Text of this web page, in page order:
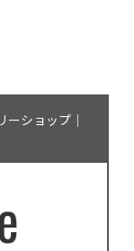
ショップ｜